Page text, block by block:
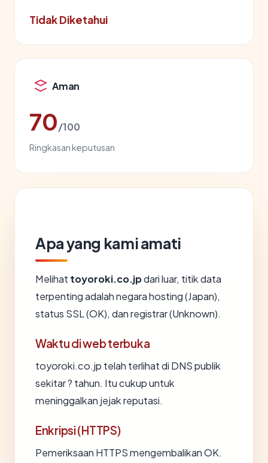
Tidak Diketahui
Aman
70/100
Ringkasan keputusan
Apa yang kami amati
Melihat toyoroki.co.jpdari luar, titik data
terpenting adalah negara hosting (Japan),
status SSL (OK), dan registrar (Unknown).
Waktu di web terbuka
toyoroki.co.jp telah terlihat di DNS publik
sekitar ? tahun. Itu cukup untuk
meninggalkan jejak reputasi.
Enkripsi (HTTPS)
Pemeriksaan HTTPS mengembalikan OK.